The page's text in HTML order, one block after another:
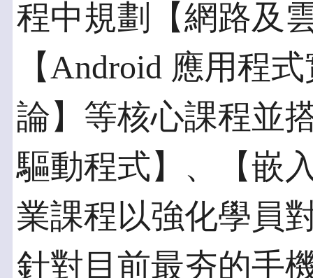
程中規劃【網路及
【Android 應用程
論】等核心課程並
驅動程式】、【嵌
業課程以強化學員
針對目前最夯的手